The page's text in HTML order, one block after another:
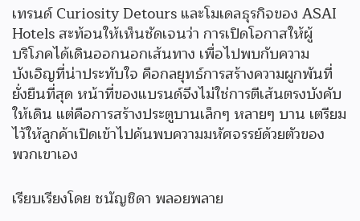
เทรนด์ Curiosity Detours และโมเดลธุรกิจของ ASAI
Hotels สะท้อนให้เห็นชัดเจนว่า การเปิดโอกาสให้ผู้
บริโภคได้เดินออกนอกเส้นทาง เพื่อไปพบกับความ
บังเอิญที่น่าประทับใจ คือกลยุทธ์การสร้างความผูกพันที่
ยั่งยืนที่สุด หน้าที่ของแบรนด์จึงไม่ใช่การตีเส้นตรงบังคับ
ให้เดิน แต่คือการสร้างประตูบานเล็กๆ หลายๆ บาน เตรียม
ไว้ให้ลูกค้าเปิดเข้าไปค้นพบความมหัศจรรย์ด้วยตัวของ
พวกเขาเอง
เรียบเรียงโดย ชนัญชิดา พลอยพลาย